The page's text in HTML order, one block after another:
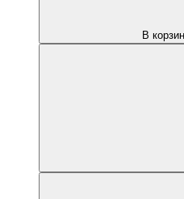
В